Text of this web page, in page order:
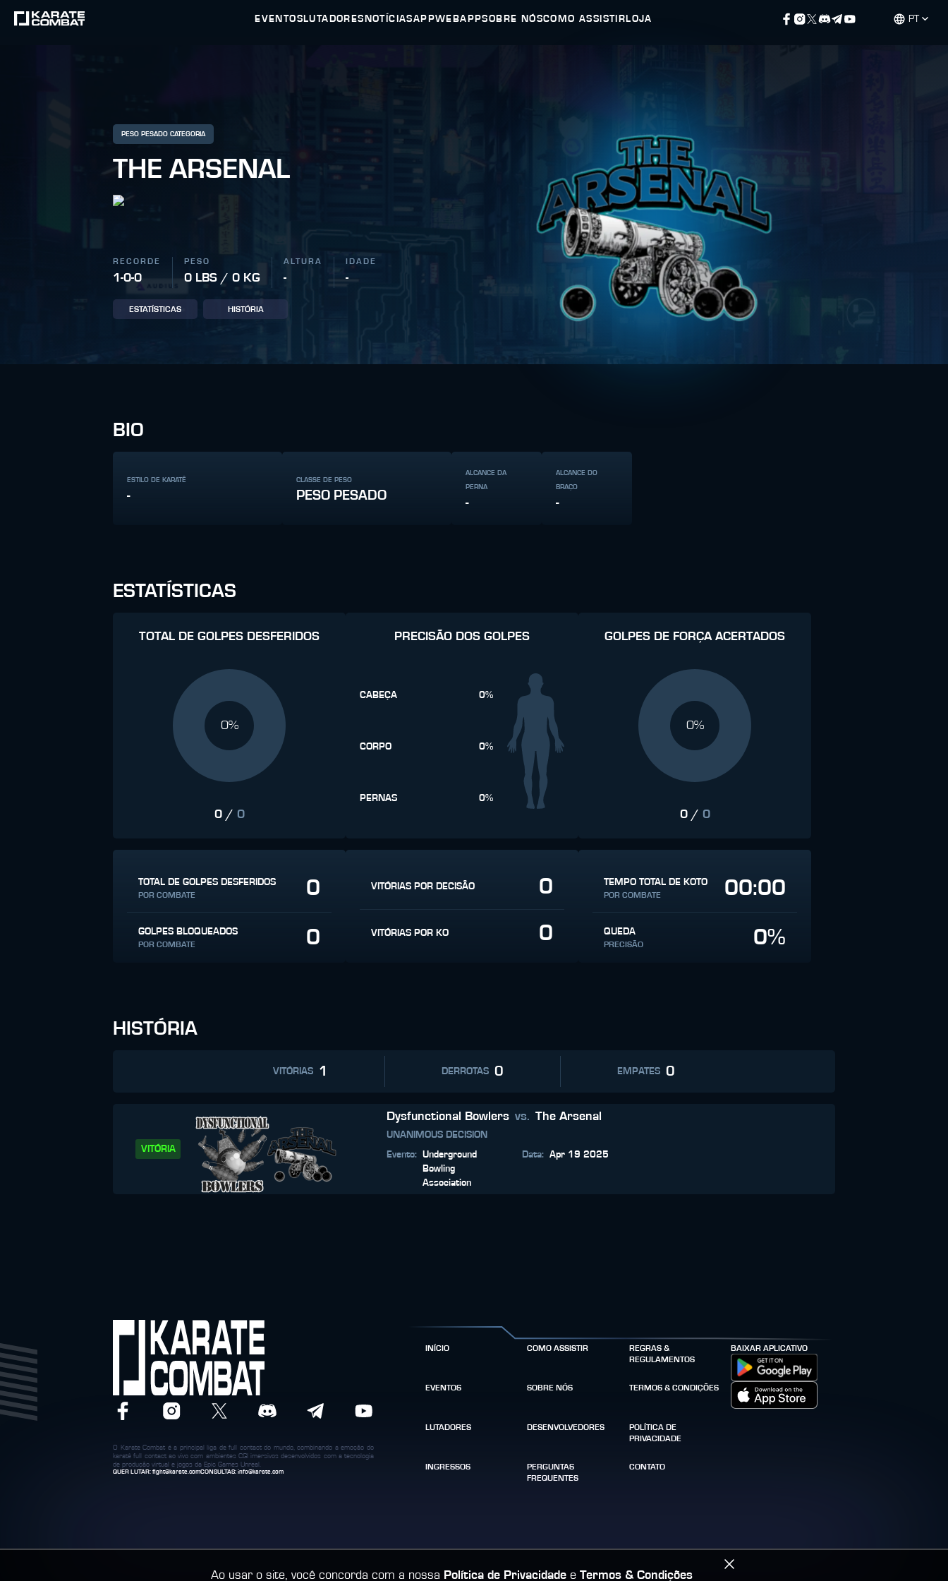
PT
EVENTOS LUTADORES NOTÍCIASAPPWEBAPPSOBRE NÓSCOMO ASSISTIR LOJA
PESO PESADO CATEGORIA
THE ARSENAL
RECORDE
1-0-0
PESO
0 LBS / 0 KG
ALTURA
-
IDADE
-
ESTATÍSTICAS HISTÓRIA
BIO
ESTILO DE KARATÊ
-
CLASSE DE PESO
PESO PESADO
ALCANCE DA
PERNA
-
ALCANCE DO
BRAÇO
-
ESTATÍSTICAS
TOTAL DE GOLPES DESFERIDOS
0%
0/ 0
PRECISÃO DOS GOLPES
CABEÇA 0%
CORPO 0%
PERNAS 0%
GOLPES DE FORÇA ACERTADOS
0%
0/ 0
TOTAL DE GOLPES DESFERIDOS
POR COMBATE 0
GOLPES BLOQUEADOS
POR COMBATE 0
VITÓRIAS POR DECISÃO 0
VITÓRIAS POR KO 0
TEMPO TOTAL DE KOTO
POR COMBATE 00:00
QUEDA
PRECISÃO 0%
HISTÓRIA
VITÓRIAS 1 DERROTAS 0 EMPATES 0
VITÓRIA
Dysfunctional Bowlers vs. The Arsenal
UNANIMOUS DECISION
Evento: Underground
Bowling
Association
Data: Apr 19 2025
Ao usar o site, você concorda com a nossa Política de Privacidadee Termos & Condições
INÍCIO
EVENTOS
LUTADORES
INGRESSOS
COMO ASSISTIR
SOBRE NÓS
DESENVOLVEDORES
PERGUNTAS
FREQUENTES
REGRAS &
REGULAMENTOS
TERMOS & CONDIÇÕES
POLÍTICA DE
PRIVACIDADE
CONTATO
BAIXAR APLICATIVO
O Karate Combat é a principal liga de full contact do mundo, combinando a emoção do
karatê full contact ao vivo com ambientes CGI imersivos desenvolvidos com a tecnologia
de produção virtual e jogos da Epic Games Unreal.
QUER LUTAR: fight@karate.comCONSULTAS: info@karate.com